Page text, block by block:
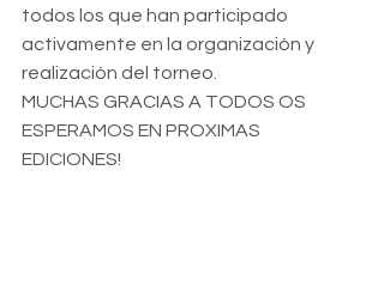
todos los que han participado
activamente en la organización y
realización del torneo.
MUCHAS GRACIAS A TODOS OS
ESPERAMOS EN PROXIMAS
EDICIONES!